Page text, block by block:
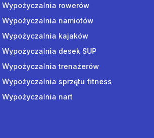
Wypożyczalnia rowerów
Wypożyczalnia namiotów
Wypożyczalnia kajaków
Wypożyczalnia desek SUP
Wypożyczalnia trenażerów
Wypożyczalnia sprzętu fitness
Wypożyczalnia nart